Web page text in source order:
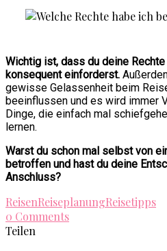
Wichtig ist, dass du deine
konsequent einforderst.
gewisse Gelassenheit beim
beeinflussen und es wird immer
Dinge, die einfach mal
lernen.
Warst du schon mal selbst von
betroffen und hast du deine
Anschluss?
ReisenReiseplanungReisetipps
0 Comments
Teilen